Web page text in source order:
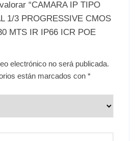
“CAMARA IP TIPO
1/3 PROGRESSIVE CMOS
MTS IR IP66 ICR POE
electrónico no será publicada.
están marcados con*